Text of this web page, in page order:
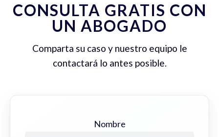
CONSULTA GRATIS CON
UN ABOGADO
Comparta su caso y nuestro equipo le
contactará lo antes posible.
Nombre